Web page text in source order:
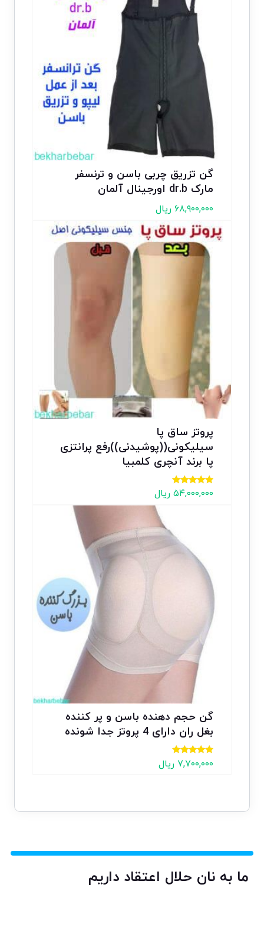
گن تزریق چربی باسن و ترنسفر
مارک dr.b اورجینال آلمان
۶۸,۹۰۰,۰۰۰ ریال
پروتز ساق پا
سیلیکونی((پوشیدنی))رفع پرانتزی
پا برند آنچری کلمبیا
نمره
5.00
۵۴,۰۰۰,۰۰۰ ریال
گن حجم دهنده باسن و پر کننده
بغل ران دارای 4 پروتز جدا شونده
نمره
5.00
۷,۷۰۰,۰۰۰ ریال
ما به نان حلال اعتقاد داریم